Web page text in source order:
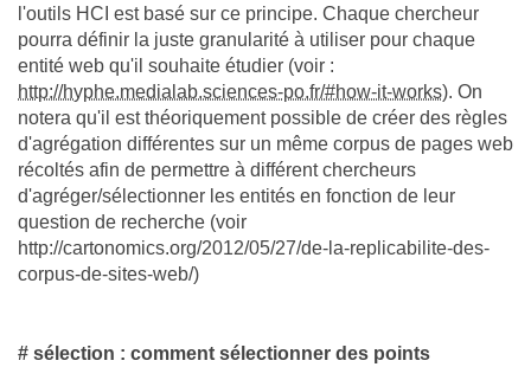
l'outils HCI est basé sur ce principe. Chaque chercheur
pourra définir la juste granularité à utiliser pour chaque
entité web qu'il souhaite étudier (voir :
http://hyphe.medialab.sciences-po.fr/#how-it-works). On
notera qu'il est théoriquement possible de créer des règles
d'agrégation différentes sur un même corpus de pages web
récoltés afin de permettre à différent chercheurs
d'agréger/sélectionner les entités en fonction de leur
question de recherche (voir
http://cartonomics.org/2012/05/27/de-la-replicabilite-des-
corpus-de-sites-web/)
# sélection : comment sélectionner des points